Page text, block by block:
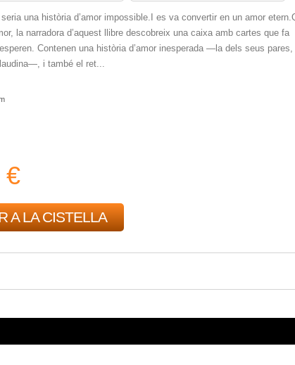
una història d’amor impossible.I es va convertir en un amor
la narradora d’aquest llibre descobreix una caixa amb cartes que fa
Contenen una història d’amor inesperada —la dels seus pares,
i també el ret...
€
A LA CISTELLA